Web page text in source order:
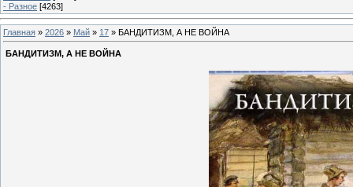
- Разное [4263]
Главная » 2026 » Май » 17 » БАНДИТИЗМ, А НЕ ВОЙНА
БАНДИТИЗМ, А НЕ ВОЙНА